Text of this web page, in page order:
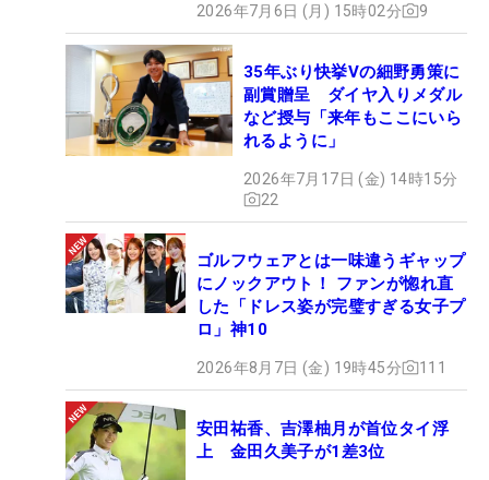
2026年7月6日 (月) 15時02分 9
35年ぶり快挙Vの細野勇策に
副賞贈呈 ダイヤ入りメダル
など授与「来年もここにいら
れるように」
2026年7月17日 (金) 14時15分
22
ゴルフウェアとは一味違うギャップ
にノックアウト！ ファンが惚れ直
した「ドレス姿が完璧すぎる女子プ
ロ」神10
2026年8月7日 (金) 19時45分 111
安田祐香、吉澤柚月が首位タイ浮
上 金田久美子が1差3位